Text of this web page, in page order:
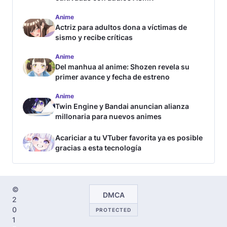
Anime
Actriz para adultos dona a víctimas de
sismo y recibe críticas
Anime
Del manhua al anime: Shozen revela su
primer avance y fecha de estreno
Anime
Twin Engine y Bandai anuncian alianza
millonaria para nuevos animes
Acariciar a tu VTuber favorita ya es posible
gracias a esta tecnología
©
2
0
1
DMCA
PROTECTED